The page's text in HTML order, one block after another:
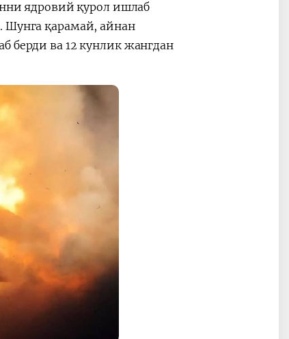
ядровий қурол ишлаб
қарамай, айнан
берди ва 12 кунлик жангдан